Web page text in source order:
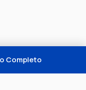
Completo